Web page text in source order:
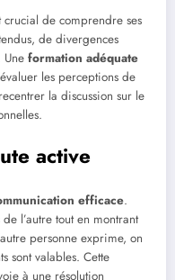
de comprendre ses
de divergences
Une formation adéquate
les perceptions de
la discussion sur le
active
efficace.
l’autre tout en montrant
personne exprime, on
sont valables. Cette
à une résolution